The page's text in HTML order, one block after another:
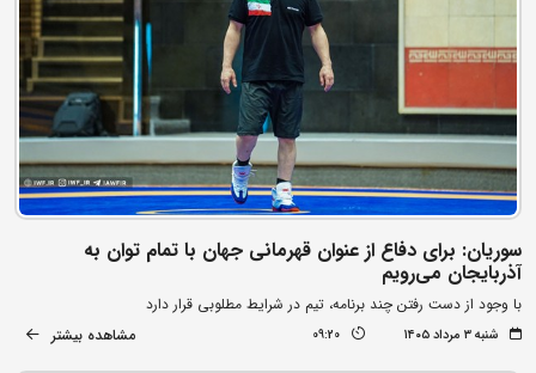
سوریان: برای دفاع از عنوان قهرمانی جهان با تمام توان به
آذربایجان می‌رویم
با وجود از دست رفتن چند برنامه، تیم در شرایط مطلوبی قرار دارد
شنبه ۳ مرداد ۱۴۰۵ 09:20 مشاهده بیشتر